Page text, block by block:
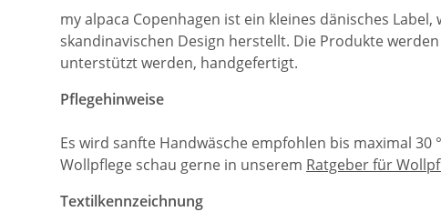
my alpaca Copenhagen ist ein kleines dänisches
skandinavischen Design herstellt. Die Produkte
unterstützt werden, handgefertigt.
Pflegehinweise
Es wird sanfte Handwäsche empfohlen bis maximal
Wollpflege schau gerne in unserem Ratgeber für
Textilkennzeichnung